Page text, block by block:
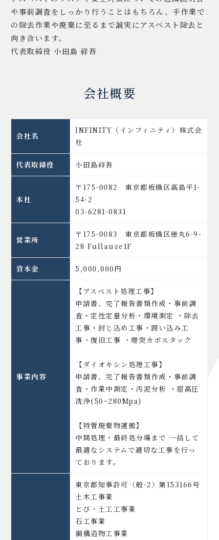
や事前調査をしっかり行うことはもちろん、手作業で
の除去作業や廃棄に至るまで誠実にアスベスト除去と
向き合います。
代表取締役 小田島 祥吾
会社概要
会社名
INFINITY（インフィニティ）株式会
社
代表取締役 小田島祥吾
本社
〒175-0082 東京都板橋区高島平1-
54-2
03-6281-0831
営業所
〒175-0083 東京都板橋区徳丸6-9-
28 Fullauze1F
資本金 5,000,000円
事業内容
【アスベスト処理工事】
申請書、完了報告書類作成・事前調
査・定性定量分析・環境測定 ・除去
工事・封じ込め工事・囲い込み工
事・復旧工事 ・煙突カポスタック
【ダイオキシン処理工事】
申請書、完了報告書類作成・事前調
査・作業中測定・汚泥分析 ・超高圧
洗浄(50~280Mpa)
【特管廃棄物運搬】
中間処理・最終処分場まで 一括して
最適なシステムで適切な工事を行っ
ております。
東京都知事許可（般-2）第153166号
土木工事業
とび・土工工事業
石工事業
鋼構造物工事業